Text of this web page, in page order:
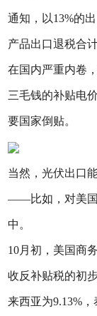
通知，以13%的
产品出口退税合
在国内严重内卷
三毛钱的补贴电
要国家倒贴。
当然，光伏出口
——比如，对美国
中。
10月初，美国商
收反补贴税的初
来西亚为9.13%